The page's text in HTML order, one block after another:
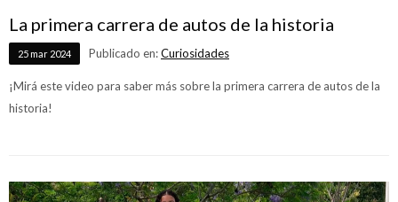
La primera carrera de autos de la historia
25 mar 2024 Publicado en:Curiosidades
¡Mirá este video para saber más sobre la primera carrera de autos de la
historia!